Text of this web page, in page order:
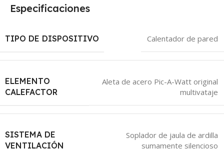
Especificaciones
TIPO DE DISPOSITIVO Calentador de pared
ELEMENTO
CALEFACTOR
Aleta de acero Pic-A-Watt original
multivataje
SISTEMA DE
VENTILACIÓN
Soplador de jaula de ardilla
sumamente silencioso